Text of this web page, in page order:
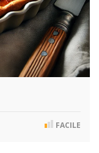
FACILE